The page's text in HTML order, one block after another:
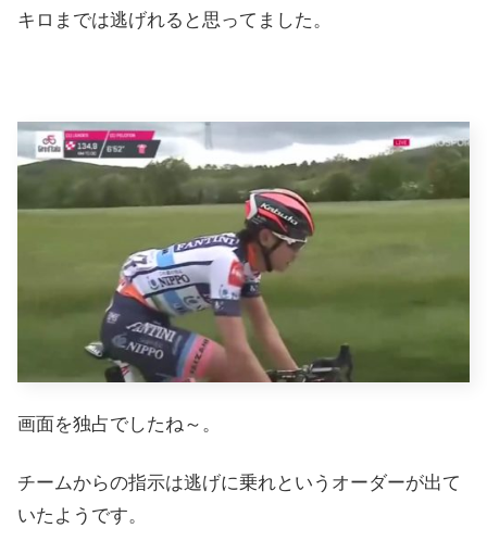
キロまでは逃げれると思ってました。
画面を独占でしたね～。
チームからの指示は逃げに乗れというオーダーが出て
いたようです。